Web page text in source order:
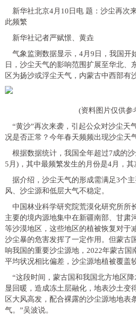
新华社北京4月10日电 题：沙尘再次
此频繁
新华社记者严赋憬、黄垚
气象监测数据显示，4月9日，我国开
日，沙尘天气的影响范围扩展至华北、
区为扬沙或浮尘天气，内蒙古中西部有
(资料图片仅供参
“黄沙”再次来袭，引起公众对沙尘天
况是否正常？今年春天频频出现沙尘天
根据数据统计，我国全年超过7成的
5月)，其中最频繁发生的月份是4月，其
据介绍，沙尘天气的形成需满足3个
风、沙尘源和低层大气不稳定。
中国林业科学研究院荒漠化研究所所
主要的境内源地集中在新疆南部、甘肃
等沙漠地区，这些地区的植被恢复对于
沙尘暴的危害发挥了一定作用。但蒙古
响我国的重要沙尘源地，2022年蒙古国
平均状况相比偏差，沙尘源地植被覆盖
“这段时间，蒙古国和我国北方地区
显回暖，造成冻土层融化，地表沙土变
区大风高发，配合裸露的沙尘源地地表
气。”吴波说。